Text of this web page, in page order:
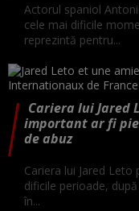
Actorul spaniol
cele mai dificile
reprezintă pentru...
Cariera lui Jared
important ar fi
de abuz
Cariera lui Jared
dificile perioade,
în...